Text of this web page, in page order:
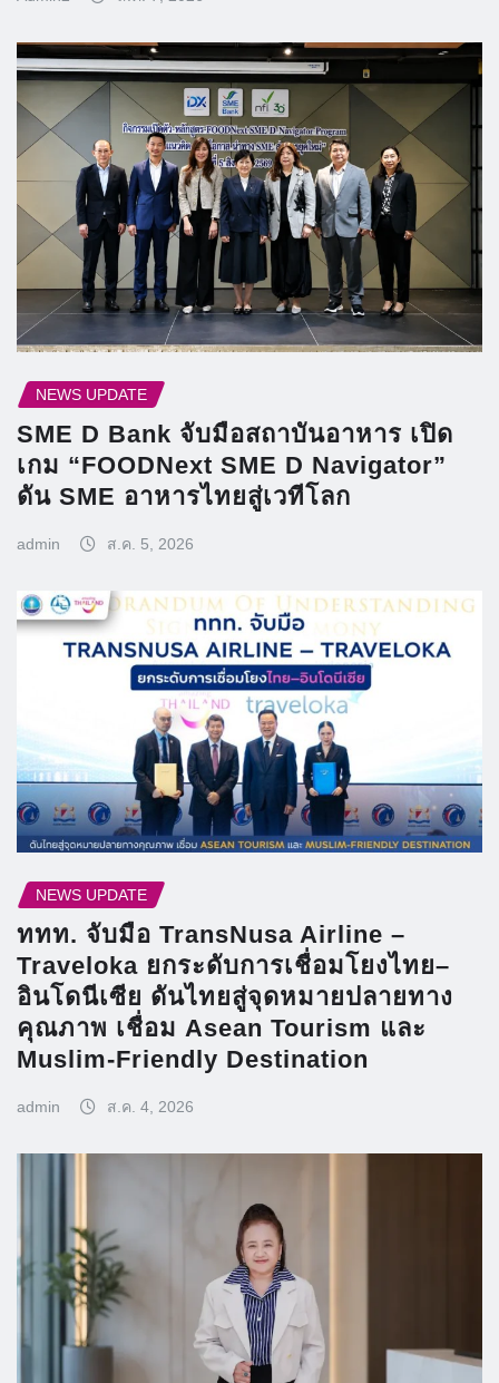
NEWS UPDATE
SME D Bank จับมือสถาบันอาหาร เปิด
เกม “FOODNext SME D Navigator”
ดัน SME อาหารไทยสู่เวทีโลก
admin ส.ค. 5, 2026
NEWS UPDATE
ททท. จับมือ TransNusa Airline –
Traveloka ยกระดับการเชื่อมโยงไทย–
อินโดนีเซีย ดันไทยสู่จุดหมายปลายทาง
คุณภาพ เชื่อม Asean Tourism และ
Muslim-Friendly Destination
admin ส.ค. 4, 2026